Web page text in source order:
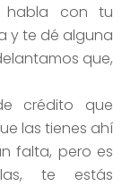
habla con tu
y te dé alguna
que,
crédito que
las tienes ahí
falta, pero es
te estás